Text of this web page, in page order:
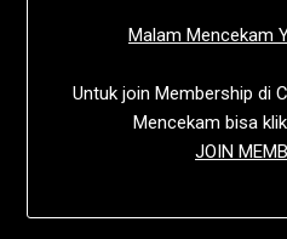
Malam Mencekam
Untuk join Membership di
Mencekam bisa
JOIN